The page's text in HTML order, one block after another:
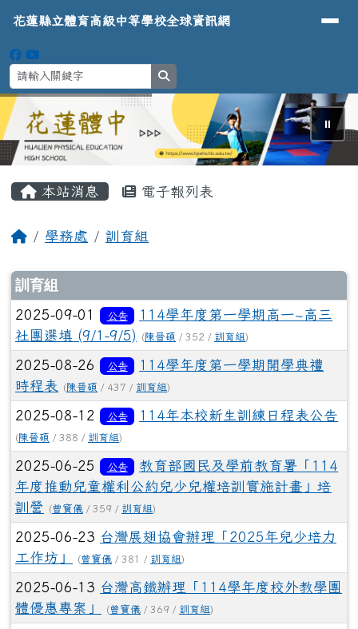
花蓮縣立體育高級中等學校全球資
導覽列
花蓮縣立體育高級中等學校全球資訊網
⏸
本站消息 電子報列表
回首頁
學務處 訓育組
文章列表
訓育組
2025-09-01 公告
114學年度第一學期高一~高三
社團選填 (9/1-9/5)
(陳晉碩 / 352 / 訓育組)
2025-08-26 公告
114學年度第一學期開學典禮
時程表
(陳晉碩 / 437 / 訓育組)
2025-08-12 公告 114年本校新生訓練日程表公告
(陳晉碩 / 388 / 訓育組)
2025-06-25 公告
教育部國民及學前教育署「114
年度推動兒童權利公約兒少兒權培訓實施計畫」培
訓營
(曾寶儀 / 359 / 訓育組)
2025-06-23 台灣展翅協會辦理「2025年兒少培力
工作坊」
(曾寶儀 / 381 / 訓育組)
2025-06-13 台灣高鐵辦理「114學年度校外教學團
體優惠專案」
(曾寶儀 / 369 / 訓育組)